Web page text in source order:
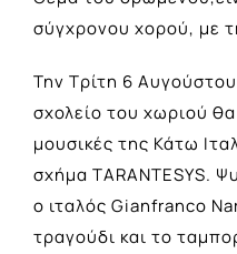
σύγχρονου χορού, με
Την Τρίτη 6
σχολείο του χωριού θα
μουσικές της Κάτω
σχήμα ΤARANTESYS.
ο ιταλός Gianfranco
τραγούδι και το